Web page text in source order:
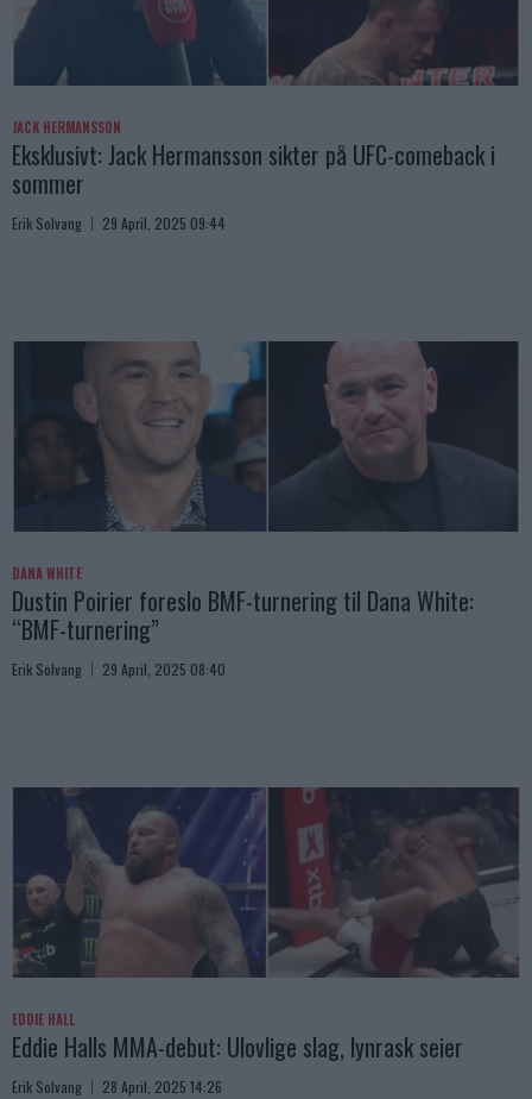
JACK HERMANSSON
Eksklusivt: Jack Hermansson sikter på UFC-comeback i
sommer
Erik Solvang 29 April, 2025 09:44
DANA WHITE
Dustin Poirier foreslo BMF-turnering til Dana White:
“BMF-turnering”
Erik Solvang 29 April, 2025 08:40
EDDIE HALL
Eddie Halls MMA-debut: Ulovlige slag, lynrask seier
Erik Solvang 28 April, 2025 14:26